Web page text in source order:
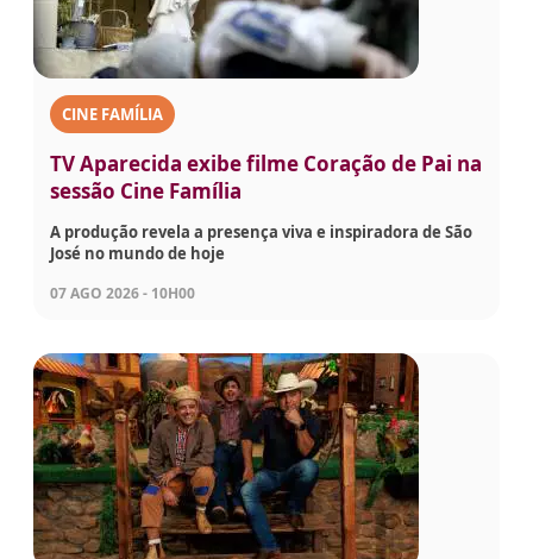
CINE FAMÍLIA
TV Aparecida exibe filme Coração de Pai na
sessão Cine Família
A produção revela a presença viva e inspiradora de São
José no mundo de hoje
07 AGO 2026 - 10H00